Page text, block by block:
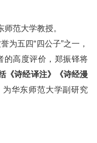
范大学教授。
为五四“四公子”之一，
的高度评价，郑振铎将
《诗经译注》《诗经漫
为华东师范大学副研究